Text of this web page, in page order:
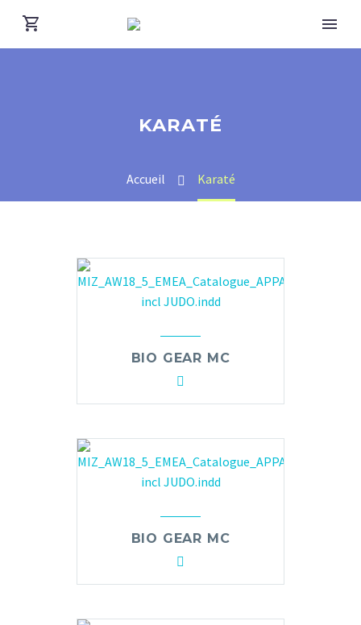
KARATÉ
Accueil Karaté
BIO GEAR MC
BIO GEAR MC